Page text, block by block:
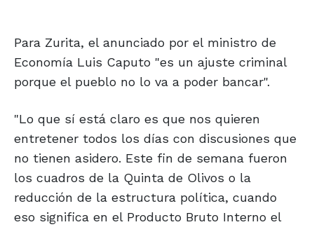
Para Zurita, el anunciado por el ministro de
Economía Luis Caputo "es un ajuste criminal
porque el pueblo no lo va a poder bancar".
"Lo que sí está claro es que nos quieren
entretener todos los días con discusiones que
no tienen asidero. Este fin de semana fueron
los cuadros de la Quinta de Olivos o la
reducción de la estructura política, cuando
eso significa en el Producto Bruto Interno el